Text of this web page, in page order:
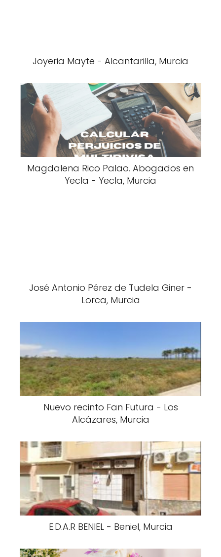
Joyeria Mayte - Alcantarilla, Murcia
Magdalena Rico Palao. Abogados en
Yecla - Yecla, Murcia
José Antonio Pérez de Tudela Giner -
Lorca, Murcia
Nuevo recinto Fan Futura - Los
Alcázares, Murcia
E.D.A.R BENIEL - Beniel, Murcia